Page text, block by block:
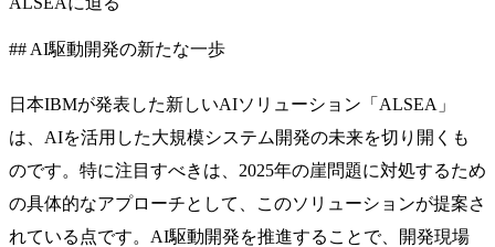
## AI駆動開発の新たな一歩
日本IBMが発表した新しいAIソリューション「ALSEA」
は、AIを活用した大規模システム開発の未来を切り開くも
のです。特に注目すべきは、2025年の崖問題に対処するため
の具体的なアプローチとして、このソリューションが提案さ
れている点です。AI駆動開発を推進することで、開発現場